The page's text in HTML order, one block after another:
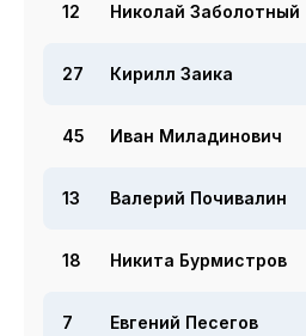
12 Николай Заболотный
27 Кирилл Заика
45 Иван Миладинович
13 Валерий Почивалин
18 Никита Бурмистров
7 Евгений Песегов